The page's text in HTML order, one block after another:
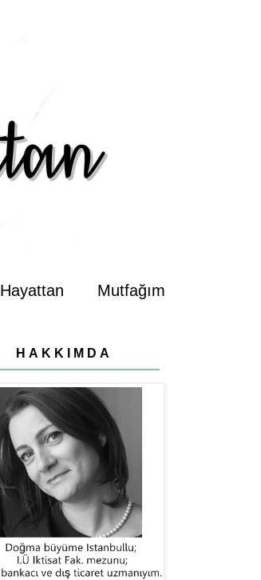
Hayattan Mutfağım
HAKKIMDA